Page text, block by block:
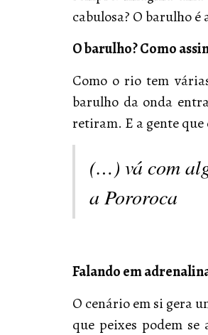
cabulosa? O barulho é
O barulho? Como
Como o rio tem
barulho da onda
retiram. E a gente
(…) vá com
a Pororoca
Falando em
O cenário em si gera
que peixes podem